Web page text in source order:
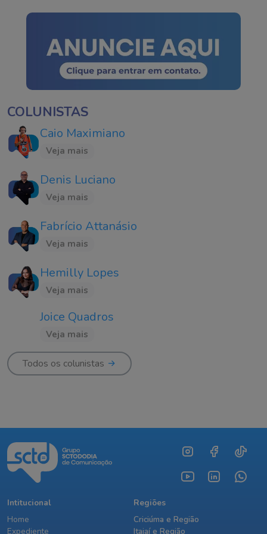
COLUNISTAS
Caio Maximiano
Veja mais
Denis Luciano
Veja mais
Fabrício Attanásio
Veja mais
Hemilly Lopes
Veja mais
Joice Quadros
Veja mais
Todos os colunistas
Intitucional
Home
Expediente
Regiões
Criciúma e Região
Itajaí e Região